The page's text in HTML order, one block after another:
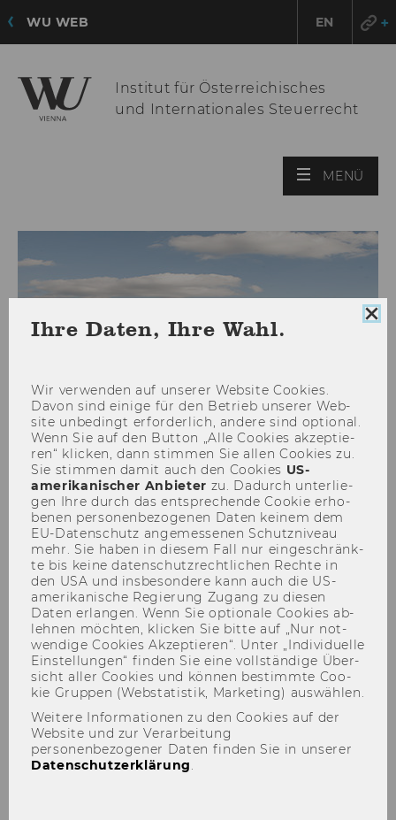
WU WEB EN
Institut für Österreichisches
und Internationales Steuerrecht
MENÜ
Vorlesung zum Europäischen
Steuerrecht in
Lausanne/Schweiz am 10.
Februar 2006
Der Inhalt dieser Seite ist aktuell nur auf
Englisch verfügbar.
Ihre Daten, Ihre Wahl.
Wir ver­wen­den auf un­se­rer Web­site Coo­kies.
Davon sind ei­ni­ge für den Be­trieb un­se­rer Web­
site un­be­dingt er­for­der­lich, an­de­re sind op­tio­nal.
Wenn Sie auf den But­ton „Alle Coo­kies ak­zep­tie­
ren“ kli­cken, dann stim­men Sie allen Coo­kies zu.
Sie stim­men damit auch den Coo­kies US-​
amerikanischer An­bie­ter zu. Da­durch un­ter­lie­
gen Ihre durch das ent­spre­chen­de Coo­kie er­ho­
be­nen per­so­nen­be­zo­ge­nen Daten kei­nem dem
EU-​Datenschutz an­ge­mes­se­nen Schutz­ni­veau
mehr. Sie haben in die­sem Fall nur ein­ge­schränk­
te bis keine da­ten­schutz­recht­li­chen Rech­te in
den USA und ins­be­son­de­re kann auch die US-​
amerikanische Re­gie­rung Zu­gang zu die­sen
Daten er­lan­gen. Wenn Sie op­tio­na­le Coo­kies ab­
leh­nen möch­ten, kli­cken Sie bitte auf „Nur not­
wen­di­ge Coo­kies Ak­zep­tie­ren“. Unter „In­di­vi­du­el­le
Ein­stel­lun­gen“ fin­den Sie eine voll­stän­di­ge Über­
sicht aller Coo­kies und kön­nen be­stimm­te Coo­
kie Grup­pen (Web­sta­tis­tik, Mar­ke­ting) aus­wäh­len.
Weitere Informationen zu den Cookies auf der
Website und zur Verarbeitung
personenbezogener Daten finden Sie in unserer
Datenschutzerklärung.